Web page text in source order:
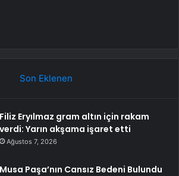
Son Eklenen
Filiz Eryılmaz gram altın için rakam
verdi: Yarın akşama işaret etti
Ağustos 7, 2026
Musa Paşa’nın Cansız Bedeni Bulundu